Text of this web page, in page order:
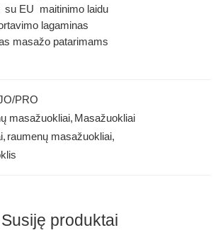
su EU maitinimo laidu
lagaminas
masažo patarimams
PRO
masažuokliai, Masažuokliai
, raumenų masažuokliai,
Susiję produktai